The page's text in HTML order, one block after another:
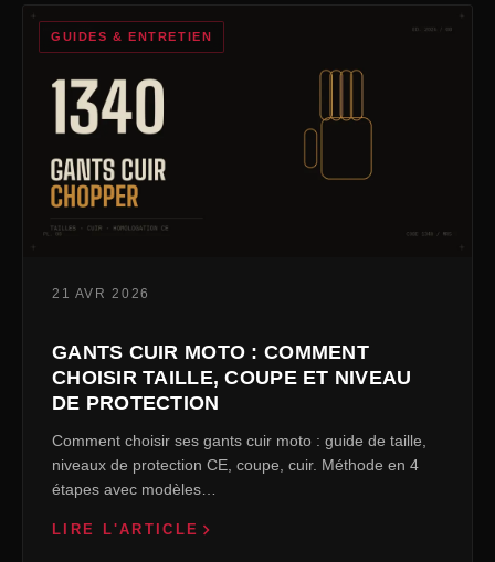
GUIDES & ENTRETIEN
21 AVR 2026
GANTS CUIR MOTO : COMMENT
CHOISIR TAILLE, COUPE ET NIVEAU
DE PROTECTION
Comment choisir ses gants cuir moto : guide de taille,
niveaux de protection CE, coupe, cuir. Méthode en 4
étapes avec modèles…
LIRE L'ARTICLE